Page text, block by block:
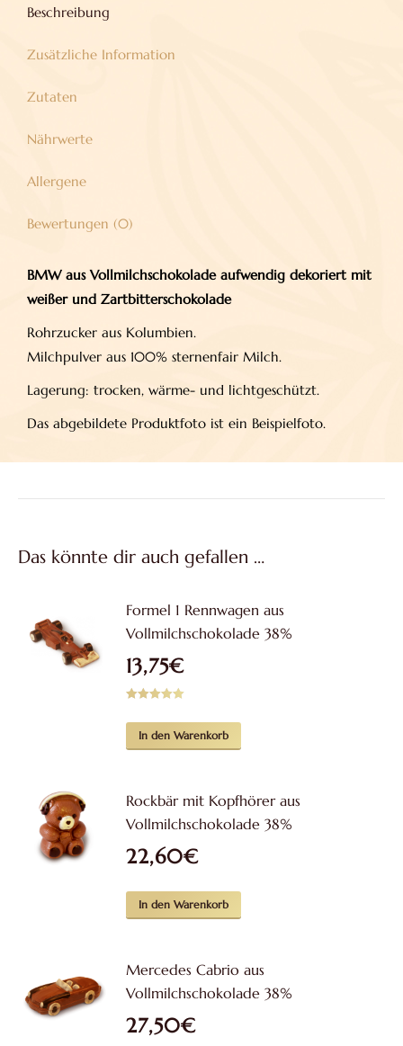
Beschreibung
Zusätzliche Information
Zutaten
Nährwerte
Allergene
Bewertungen (0)
BMW aus Vollmilchschokolade aufwendig dekoriert mit
weißer und Zartbitterschokolade
Rohrzucker aus Kolumbien.
Milchpulver aus 100% sternenfair Milch.
Lagerung: trocken, wärme- und lichtgeschützt.
Das abgebildete Produktfoto ist ein Beispielfoto.
Das könnte dir auch gefallen …
Formel 1 Rennwagen aus
Vollmilchschokolade 38%
13,75€
5.00von 5
In den Warenkorb
Rockbär mit Kopfhörer aus
Vollmilchschokolade 38%
22,60€
In den Warenkorb
Mercedes Cabrio aus
Vollmilchschokolade 38%
27,50€